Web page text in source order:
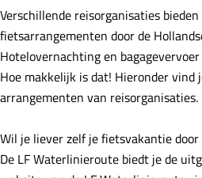
Verschillende reisorganisaties
fietsarrangementen door de
Hotelovernachting en
Hoe makkelijk is dat! Hieronder vind
arrangementen van reisorganisaties.
Wil je liever zelf je fietsvakantie
De LF Waterlinieroute biedt je de